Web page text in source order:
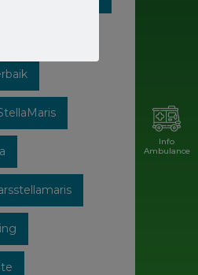
Info
Ambulance